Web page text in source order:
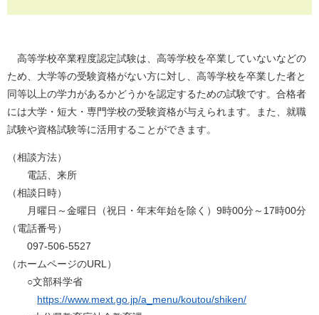
高等学校卒業程度認定試験は、高等学校を卒業していないなどの
ため、大学等の受験資格がない方に対し、高等学校を卒業した者と
同等以上の学力があるかどうかを認定するための試験です。合格者
には大学・短大・専門学校の受験資格が与えられます。また、就職
試験や資格試験等に活用することができます。
（相談方法）
電話、来所
（相談日時）
月曜日～金曜日（祝日・年末年始を除く）9時00分～17時00分
（電話番号）
097-506-5527
（ホームページのURL）
○文部科学省
https://www.mext.go.jp/a_menu/koutou/shiken/